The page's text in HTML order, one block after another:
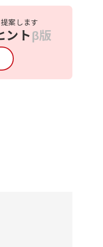
案します
ントβ版